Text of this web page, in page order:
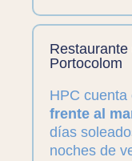
Portocolom
HPC
frente al
días
noches de